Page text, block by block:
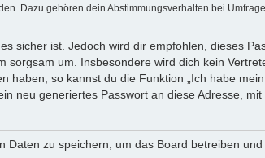
Dazu gehören dein Abstimmungsverhalten bei
sicher ist. Jedoch wird dir empfohlen, dieses
um. Insbesondere wird dich kein
so kannst du die Funktion „Ich habe
neu generiertes Passwort an diese Adresse,
zu speichern, um das Board betreiben und